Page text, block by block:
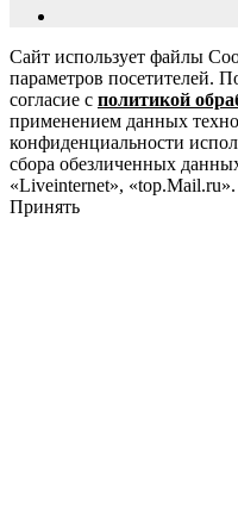
Сайт использует файлы
параметров посетителей.
согласие с политикой
применением данных
конфиденциальности
сбора обезличенных
«Liveinternet», «top.Mail.ru».
Принять